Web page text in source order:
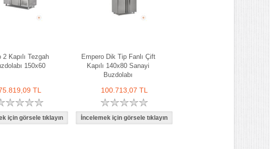
2 Kapılı Tezgah
150x60
TL
Empero Dik Tip Fanlı Çift
Kapılı 140x80 Sanayi
Buzdolabı
100.713,07 TL